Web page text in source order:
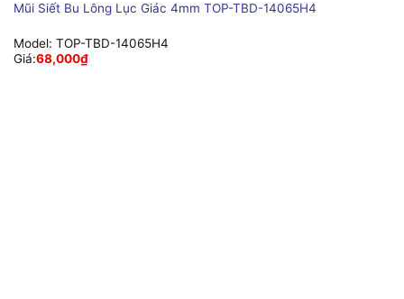
Mũi Siết Bu Lông Lục Giác 4mm TOP-TBD-14065H4
Model: TOP-TBD-14065H4
Giá:68,000₫